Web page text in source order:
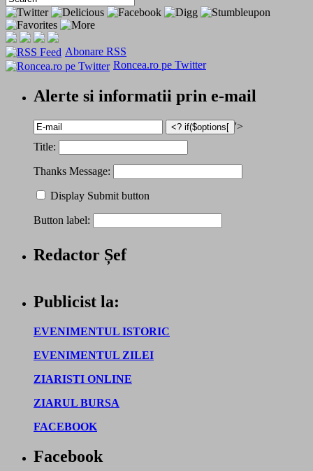
Abonare RSS
Roncea.ro pe Twitter
Alerte si informatii prin e-mail
'>
Title:
Thanks Message:
Display Submit button
Button label:
Redactor Șef
Publicist la:
EVENIMENTUL ISTORIC
EVENIMENTUL ZILEI
ZIARISTI ONLINE
ZIARUL BURSA
FACEBOOK
Facebook